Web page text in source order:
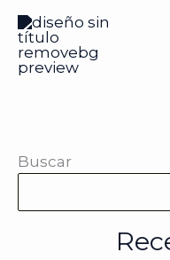
contenido
Buscar